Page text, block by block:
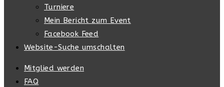
Turniere
Mein Bericht zum Event
Facebook Feed
Website-Suche umschalten
Mitglied werden
FAQ